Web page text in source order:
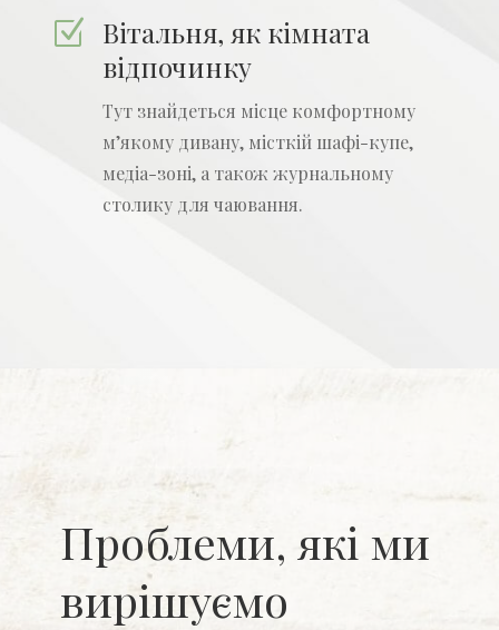
Z Вітальня, як кімната
відпочинку
Тут знайдеться місце комфортному
м’якому дивану, місткій шафі-купе,
медіа-зоні, а також журнальному
столику для чаювання.
Проблеми, які ми
вирішуємо